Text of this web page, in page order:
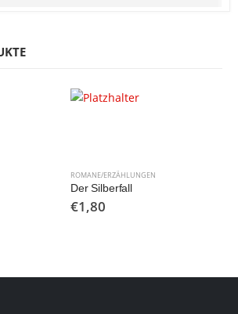
ROMANE/ERZÄHLUNGEN
Der Silberfall
€1,80